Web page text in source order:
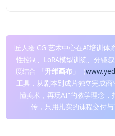
匠人绘 CG 艺术中心在AI培训体
性控制、LoRA模型训练、分镜
度结合
「升维画布」 （
工具，从剧本到成片独立完成
懂美术，再玩AI”的教学理念
传，只用扎实的课程交付与